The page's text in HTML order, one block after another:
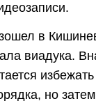
в
виадука.
но